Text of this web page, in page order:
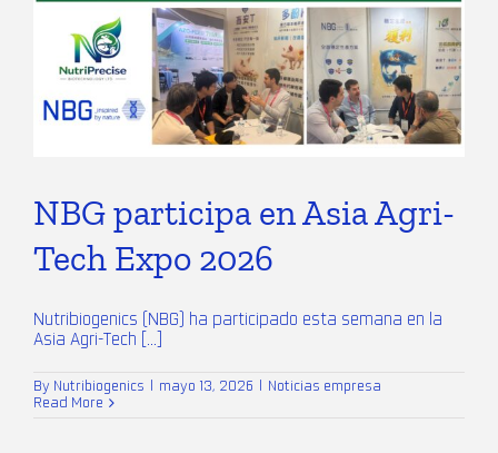
NBG participa en Asia Agri-
Tech Expo 2026
Nutribiogenics (NBG) ha participado esta semana en la
Asia Agri-Tech [...]
By Nutribiogenics mayo 13, 2026
Noticias empresa
Read More